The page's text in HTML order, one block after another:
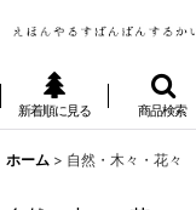
新着順に見る 商品検索
ホーム > 自然・木々・花々